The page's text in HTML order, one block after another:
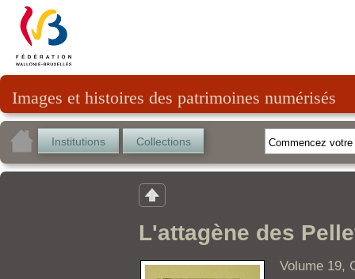
Images et histoires des patrimoines numérisés
Institutions Collections
L'attagène des
Volume 19,